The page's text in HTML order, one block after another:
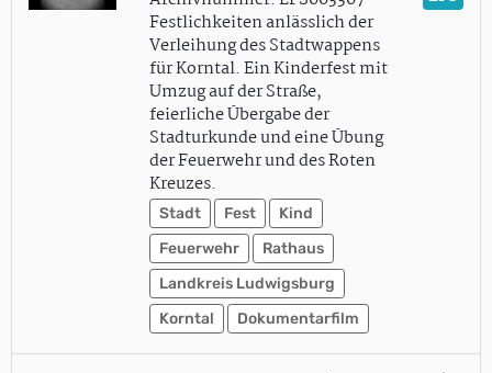
Festlichkeiten anlässlich der
Verleihung des Stadtwappens
für Korntal. Ein Kinderfest mit
Umzug auf der Straße,
feierliche Übergabe der
Stadturkunde und eine Übung
der Feuerwehr und des Roten
Kreuzes.
Stadt Fest
Kind
Feuerwehr
Rathaus
Landkreis Ludwigsburg
Korntal
Dokumentarfilm